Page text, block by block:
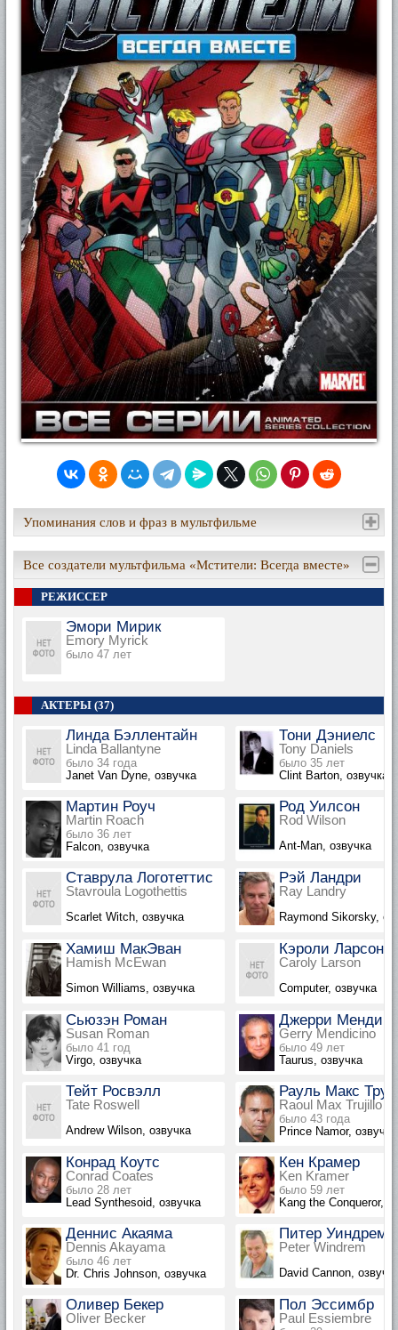
Упоминания слов и фраз в мультфильме
Все создатели мультфильма «Мстители: Всегда вместе»
РЕЖИССЕР
Эмори Мирик
Emory Myrick
было 47 лет
АКТЕРЫ (37)
Линда Бэллентайн
Linda Ballantyne
было 34 года
Janet Van Dyne, озвучка
Тони Дэниелс
Tony Daniels
было 35 лет
Clint Barton, озвучка
Мартин Роуч
Martin Roach
было 36 лет
Falcon, озвучка
Род Уилсон
Rod Wilson
Ant-Man, озвучка
Ставрула Логотеттис
Stavroula Logothettis
Scarlet Witch, озвучка
Рэй Ландри
Ray Landry
Raymond Sikorsky,
Хамиш МакЭван
Hamish McEwan
Simon Williams, озвучка
Кэроли Ларсон
Caroly Larson
Computer, озвучка
Сьюзэн Роман
Susan Roman
было 41 год
Virgo, озвучка
Джерри
Gerry Mendicino
было 49 лет
Taurus, озвучка
Тейт Росвэлл
Tate Roswell
Andrew Wilson, озвучка
Рауль Макс
Raoul Max Trujillo
было 43 года
Prince Namor, озвучка
Конрад Коутс
Conrad Coates
было 28 лет
Lead Synthesoid, озвучка
Кен Крамер
Ken Kramer
было 59 лет
Kang the Conqueror,
Деннис Акаяма
Dennis Akayama
было 46 лет
Dr. Chris Johnson, озвучка
Питер Уиндрем
Peter Windrem
David Cannon,
Оливер Бекер
Oliver Becker
Пол Эссимбр
Paul Essiembre